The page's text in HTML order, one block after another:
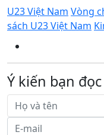
U23 Việt Nam Vòng
sách U23 Việt Nam
Ý kiến bạn đọc